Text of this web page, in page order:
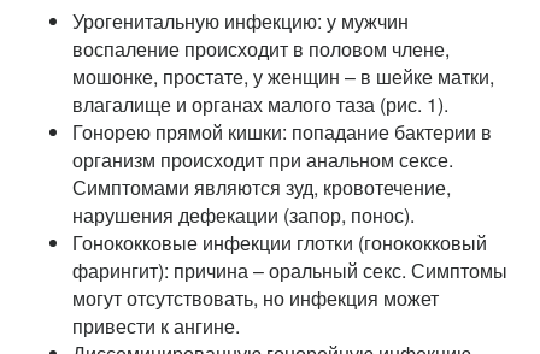
Урогенитальную инфекцию: у мужчин
воспаление происходит в половом члене,
мошонке, простате, у женщин – в шейке матки,
влагалище и органах малого таза (рис. 1).
Гонорею прямой кишки: попадание бактерии в
организм происходит при анальном сексе.
Симптомами являются зуд, кровотечение,
нарушения дефекации (запор, понос).
Гонококковые инфекции глотки (гонококковый
фарингит): причина – оральный секс. Симптомы
могут отсутствовать, но инфекция может
привести к ангине.